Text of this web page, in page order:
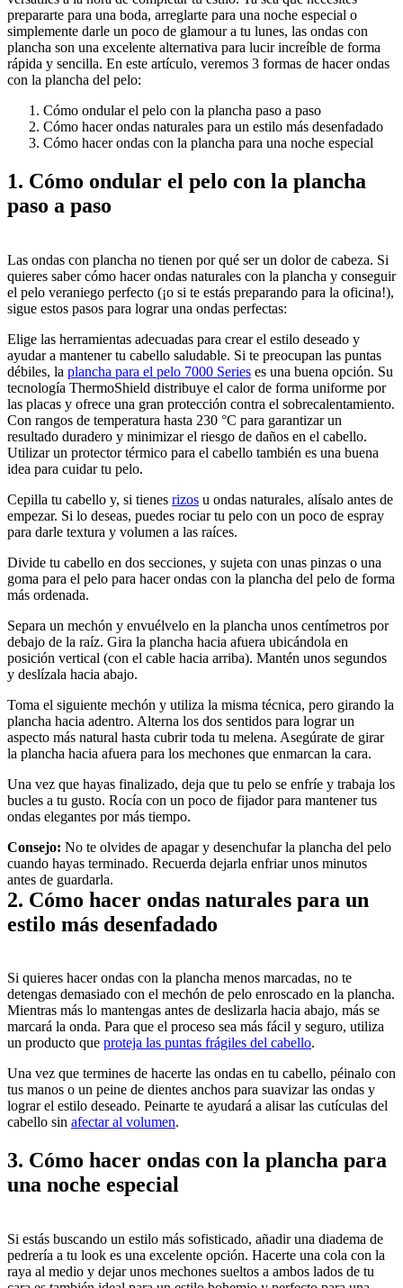
prepararte para una boda, arreglarte para una noche especial o
simplemente darle un poco de glamour a tu lunes, las ondas con
plancha son una excelente alternativa para lucir increíble de forma
rápida y sencilla. En este artículo, veremos 3 formas de hacer ondas
con la plancha del pelo:
Cómo ondular el pelo con la plancha paso a paso
Cómo hacer ondas naturales para un estilo más desenfadado
Cómo hacer ondas con la plancha para una noche especial
1. Cómo ondular el pelo con la plancha
paso a paso
Las ondas con plancha no tienen por qué ser un dolor de cabeza. Si
quieres saber cómo hacer ondas naturales con la plancha y conseguir
el pelo veraniego perfecto (¡o si te estás preparando para la oficina!),
sigue estos pasos para lograr una ondas perfectas:
Elige las herramientas adecuadas para crear el estilo deseado y
ayudar a mantener tu cabello saludable. Si te preocupan las puntas
débiles, la plancha para el pelo 7000 Series es una buena opción. Su
tecnología ThermoShield distribuye el calor de forma uniforme por
las placas y ofrece una gran protección contra el sobrecalentamiento.
Con rangos de temperatura hasta 230 °C para garantizar un
resultado duradero y minimizar el riesgo de daños en el cabello.
Utilizar un protector térmico para el cabello también es una buena
idea para cuidar tu pelo.
Cepilla tu cabello y, si tienes rizos u ondas naturales, alísalo antes de
empezar. Si lo deseas, puedes rociar tu pelo con un poco de espray
para darle textura y volumen a las raíces.
Divide tu cabello en dos secciones, y sujeta con unas pinzas o una
goma para el pelo para hacer ondas con la plancha del pelo de forma
más ordenada.
Separa un mechón y envuélvelo en la plancha unos centímetros por
debajo de la raíz. Gira la plancha hacia afuera ubicándola en
posición vertical (con el cable hacia arriba). Mantén unos segundos
y deslízala hacia abajo.
Toma el siguiente mechón y utiliza la misma técnica, pero girando la
plancha hacia adentro. Alterna los dos sentidos para lograr un
aspecto más natural hasta cubrir toda tu melena. Asegúrate de girar
la plancha hacia afuera para los mechones que enmarcan la cara.
Una vez que hayas finalizado, deja que tu pelo se enfríe y trabaja los
bucles a tu gusto. Rocía con un poco de fijador para mantener tus
ondas elegantes por más tiempo.
Consejo: No te olvides de apagar y desenchufar la plancha del pelo
cuando hayas terminado. Recuerda dejarla enfriar unos minutos
antes de guardarla.
2. Cómo hacer ondas naturales para un
estilo más desenfadado
Si quieres hacer ondas con la plancha menos marcadas, no te
detengas demasiado con el mechón de pelo enroscado en la plancha.
Mientras más lo mantengas antes de deslizarla hacia abajo, más se
marcará la onda. Para que el proceso sea más fácil y seguro, utiliza
un producto que proteja las puntas frágiles del cabello.
Una vez que termines de hacerte las ondas en tu cabello, péinalo con
tus manos o un peine de dientes anchos para suavizar las ondas y
lograr el estilo deseado. Peinarte te ayudará a alisar las cutículas del
cabello sin afectar al volumen.
3. Cómo hacer ondas con la plancha para
una noche especial
Si estás buscando un estilo más sofisticado, añadir una diadema de
pedrería a tu look es una excelente opción. Hacerte una cola con la
raya al medio y dejar unos mechones sueltos a ambos lados de tu